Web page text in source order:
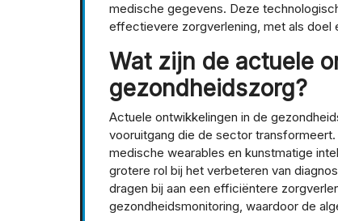
medische gegevens. Deze
effectievere zorgverlening, met als doel
Wat zijn de actuele
gezondheidszorg?
Actuele ontwikkelingen in de
vooruitgang die de sector
medische wearables en kunstmatige
grotere rol bij het verbeteren van
dragen bij aan een efficiëntere
gezondheidsmonitoring, waardoor de